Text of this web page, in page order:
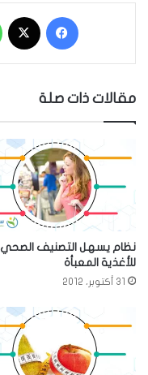
مقالات ذات صلة
نظام يسهل التصنيف الصحي
للأغذية المعبأة
31 أكتوبر، 2012